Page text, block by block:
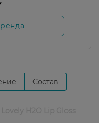
Состав